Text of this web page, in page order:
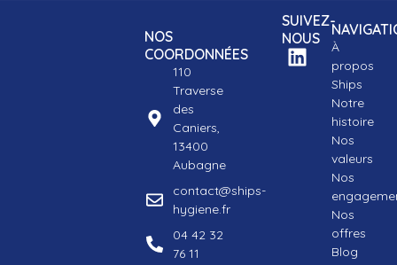
NOS
COORDONNÉES
110
Traverse
des
Caniers,
13400
Aubagne
contact@ships-
hygiene.fr
04 42 32
76 11
SUIVEZ-
NOUS
À
propos
Ships
Notre
histoire
Nos
valeurs
Nos
Nos
offres
Blog